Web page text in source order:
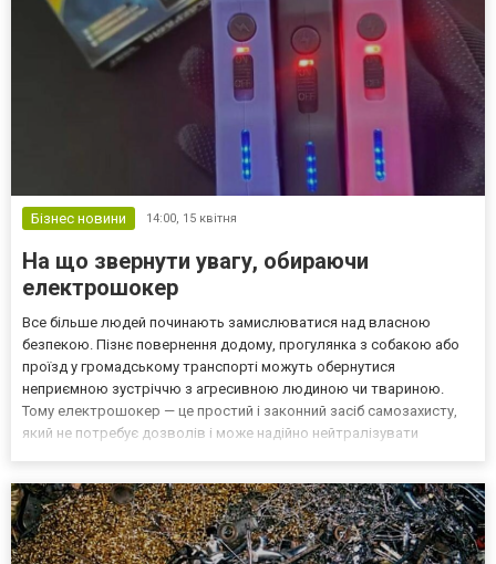
Бізнес новини 14:00, 15 квітня
На що звернути увагу, обираючи
електрошокер
Все більше людей починають замислюватися над власною
безпекою. Пізнє повернення додому, прогулянка з собакою або
проїзд у громадському транспорті можуть обернутися
неприємною зустріччю з агресивною людиною чи твариною.
Тому електрошокер — це простий і законний засіб самозахисту,
який не потребує дозволів і може надійно нейтралізувати